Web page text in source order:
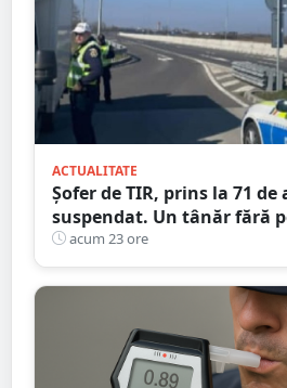
ACTUALITATE
Șofer de TIR, prins la 71
suspendat. Un tânăr fără
la Petea
acum 23 ore